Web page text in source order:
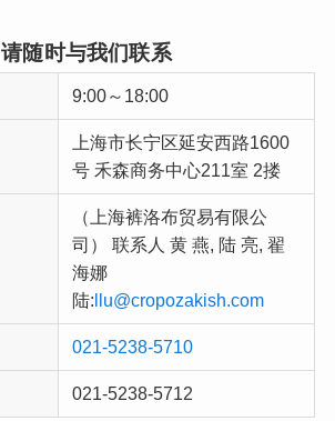
请随时与我们联系
9:00～18:00
上海市长宁区延安西路1600
号 禾森商务中心211室 2搂
（上海裤洛布贸易有限公
司） 联系人 黄 燕, 陆 亮, 翟
海娜
陆:llu@cropozakish.com
021-5238-5710
021-5238-5712